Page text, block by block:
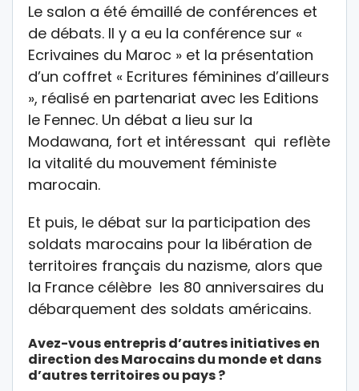
Le salon a été émaillé de conférences et
de débats. Il y a eu la conférence sur «
Ecrivaines du Maroc » et la présentation
d’un coffret « Ecritures féminines d’ailleurs
», réalisé en partenariat avec les Editions
le Fennec. Un débat a lieu sur la
Modawana, fort et intéressant qui reflète
la vitalité du mouvement féministe
marocain.
Et puis, le débat sur la participation des
soldats marocains pour la libération de
territoires français du nazisme, alors que
la France célèbre les 80 anniversaires du
débarquement des soldats américains.
Avez-vous entrepris d’autres initiatives en
direction des Marocains du monde et dans
d’autres territoires ou pays ?